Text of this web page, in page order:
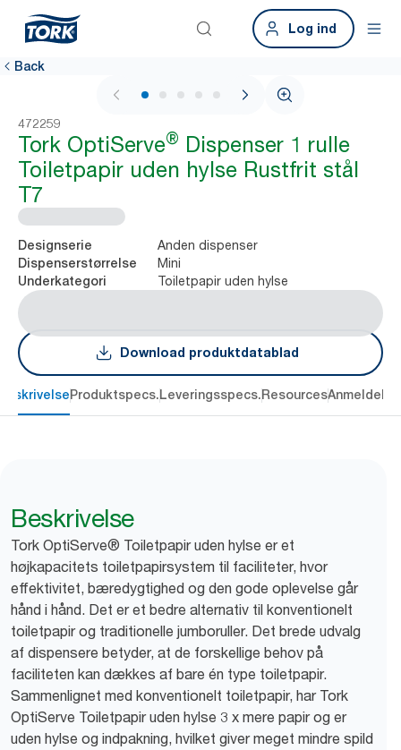
Log ind
Back
1 / 5
472259
Tork OptiServe® Dispenser 1 rulle
Toiletpapir uden hylse Rustfrit stål
T7
Designserie Anden dispenser
Dispenserstørrelse Mini
Underkategori Toiletpapir uden hylse
Download produktdatablad
Produktspecs.Leveringsspecs.Resources
Beskrivelse
Tork OptiServe® Toiletpapir uden hylse er et
højkapacitets toiletpapirsystem til faciliteter, hvor
effektivitet, bæredygtighed og den gode oplevelse går
hånd i hånd. Det er et bedre alternativ til konventionelt
toiletpapir og traditionelle jumboruller. Det brede udvalg
af dispensere betyder, at de forskellige behov på
faciliteten kan dækkes af bare én type toiletpapir.
Sammenlignet med konventionelt toiletpapir, har Tork
OptiServe Toiletpapir uden hylse 3 x mere papir og er
uden hylse og indpakning, hvilket giver meget mindre spild